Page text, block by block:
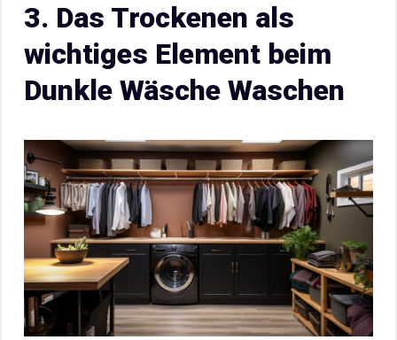
3. Das Trockenen als
wichtiges Element beim
Dunkle Wäsche Waschen